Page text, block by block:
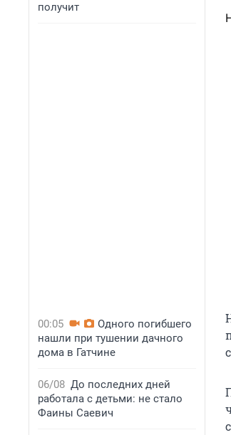
получит
00:05
Одного погибшего
нашли при тушении дачного
дома в Гатчине
06/08 До последних дней
работала с детьми: не стало
Фаины Саевич